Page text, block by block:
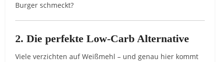
Burger schmeckt?
2. Die perfekte Low-Carb Alternative
Viele verzichten auf Weißmehl – und genau hier kommt